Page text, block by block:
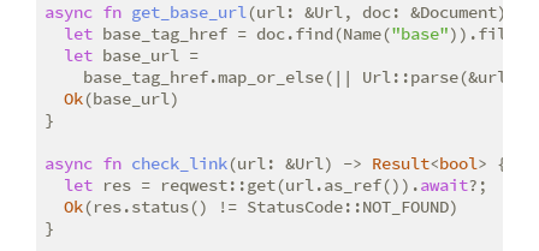
async fn get_base_url(url: &Url, doc: &Document) -
let base_tag_href = doc.find(Name("base"
let base_url =
base_tag_href.map_or_else(||
Ok(base_url)
}
async fn check_link(url: &Url) -> Result<bool> {
let res = reqwest::get(url.as_ref()).await?;
Ok(res.status() != StatusCode::NOT_FOUND)
}